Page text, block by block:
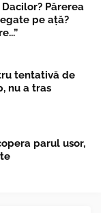
Părerea
pe ață?
tentativă de
nu a tras
parul usor,